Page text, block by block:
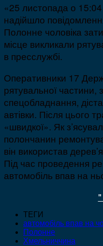
«25 листопада о
надійшло
Полонне чоловіка
місце викликали
в пресслужбі.
Оперативники 17
рятувальної частини,
спецобладнання,
автівки. Після цього
«швидкої». Як
полончанин
він використав
Під час проведення
автомобіль впав на
ТЕГИ
автомобіль впав на
Полонне
Хмельниччина